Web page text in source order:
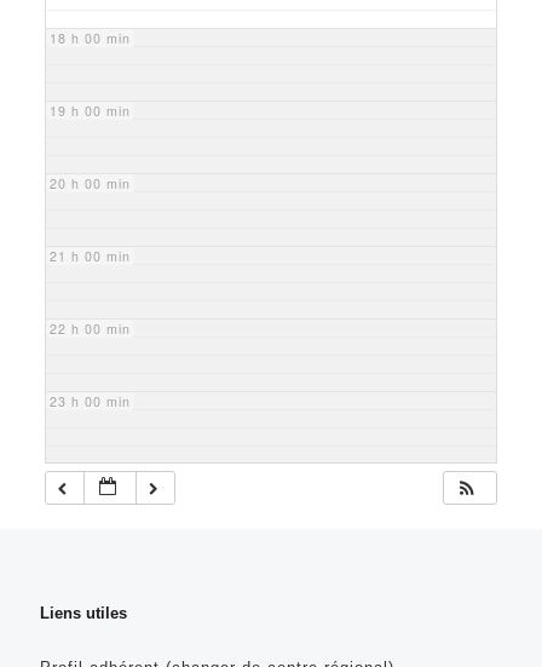
18 h 00 min
19 h 00 min
20 h 00 min
21 h 00 min
22 h 00 min
23 h 00 min
Liens utiles